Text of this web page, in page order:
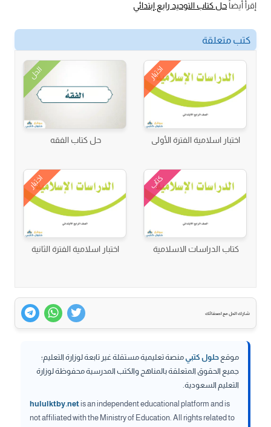
إقرأ أيضاً حل كتاب التوحيد رابع إبتدائي
كتب متعلقة
اختبار
اختبار اسلامية الفترة الأولى
الحل
حل كتاب الفقه
كتاب
كتاب الدراسات الاسلامية
اختبار
اختبار اسلامية الفترة الثانية
شارك الحل مع اصدقائك
موقع حلول كتبيمنصة تعليمية مستقلة غير تابعة لوزارة التعليم؛
جميع الحقوق المتعلقة بالمناهج والكتب المدرسية محفوظة لوزارة
التعليم السعودية.
hululktby.netis an independent educational platform and is
not affiliated with the Ministry of Education. All rights related to